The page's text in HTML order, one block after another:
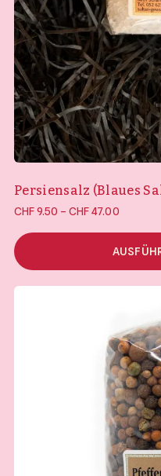
Persiensalz (Blaues
CHF9.50 – CHF47.00
CHF